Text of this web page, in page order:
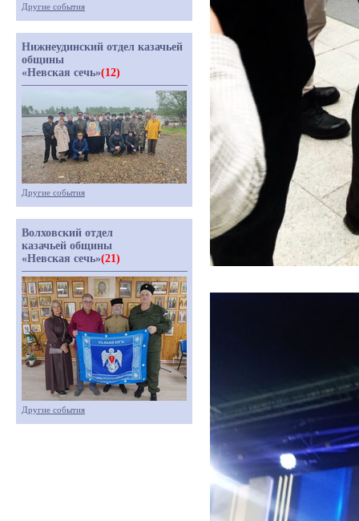
Другие события
Нижнеудинский отдел казачьей
общины
«Невская сечь»(12)
Другие события
Волховский отдел
казачьей общины
«Невская сечь»(21)
Другие события